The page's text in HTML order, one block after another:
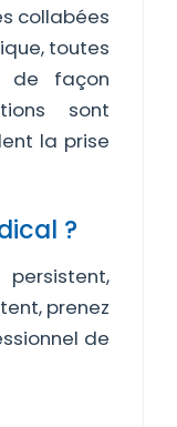
collabées
toutes
de façon
sont
la prise
?
prenez
de